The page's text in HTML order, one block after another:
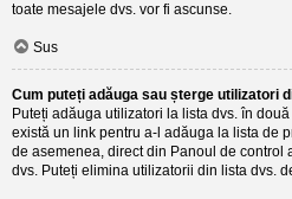
toate mesajele dvs. vor fi ascunse.
Sus
Cum puteți adăuga sau șterge utilizatori
Puteți adăuga utilizatori la lista dvs. în
există un link pentru a-l adăuga la lista de
de asemenea, direct din Panoul de control
dvs. Puteți elimina utilizatorii din lista dvs.